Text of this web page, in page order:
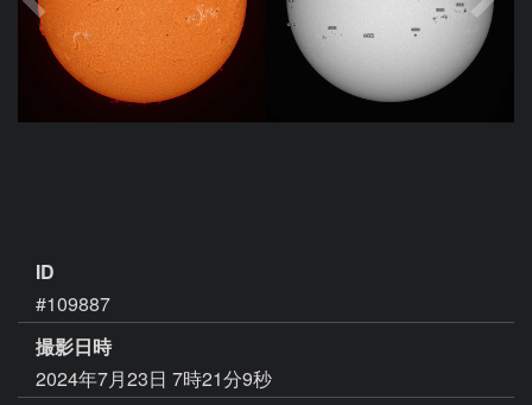
ID
#109887
撮影日時
2024年7月23日 7時21分9秒